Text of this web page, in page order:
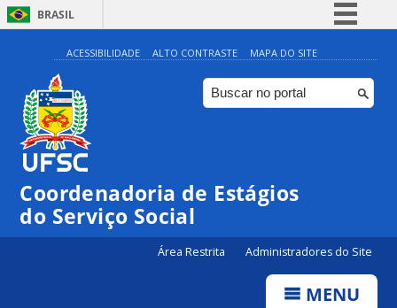
BRASIL
Simplifique!
Comunica BR
Participe
Canais
ACESSIBILIDADE ALTO CONTRASTE MAPA DO SITE
Coordenadoria de Estágios
do Serviço Social
Área Restrita Administradores do Site
MENU